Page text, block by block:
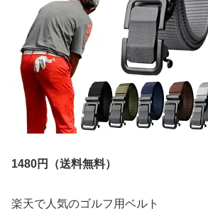
1480円（送料無料）
楽天で人気のゴルフ用ベルト